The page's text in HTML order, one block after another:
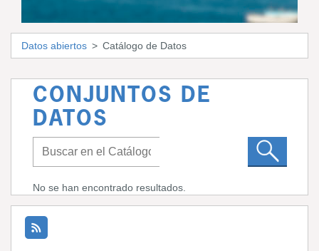
Datos abiertos Catálogo de Datos
CONJUNTOS DE
DATOS
No se han encontrado resultados.